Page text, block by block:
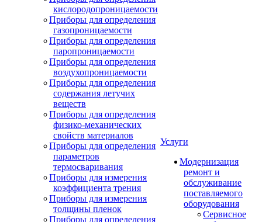
кислородопроницаемости
Приборы для определения
газопроницаемости
Приборы для определения
паропроницаемости
Приборы для определения
воздухопроницаемости
Приборы для определения
содержания летучих
веществ
Приборы для определения
физико-механических
свойств материалов
Приборы для определения
параметров
термосваривания
Приборы для измерения
коэффициента трения
Приборы для измерения
толщины пленок
Приборы для определения
Услуги
Модернизация
ремонт и
обслуживание
поставляемого
оборудования
Сервисное